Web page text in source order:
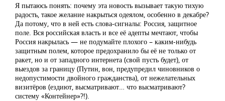
Я пытаюсь понять: почему эта новость вызывает такую тихую
радость, такое желание накрыться одеялом, особенно в декабре?
Да потому, что в ней есть слова-сигналы: Россия, защитное
поле. Вся российская власть и все её адепты мечтают, чтобы
Россия накрылась — не подумайте плохого – каким-нибудь
защитным полем, которое предохранило бы её не только от
ракет, но и от западного интернета (свой пусть будет), от
выездов за границу (Путин, вон, предупредил чиновников о
недопустимости двойного гражданства), от нежелательных
визитёров (ездиют, высматривают… что высматривают?
систему «Контейнер»?!).